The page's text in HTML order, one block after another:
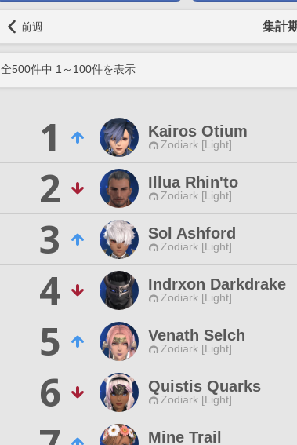
前週 集計
全500件中 1 ～ 100件を表示
1 Kairos Otium
Zodiark [Light]
2
Illua Rhin'to
Zodiark [Light]
3
Sol Ashford
Zodiark [Light]
4
Indrxon Darkdrake
Zodiark [Light]
5
Venath Selch
Zodiark [Light]
6
Quistis Quarks
Zodiark [Light]
Mine Trail